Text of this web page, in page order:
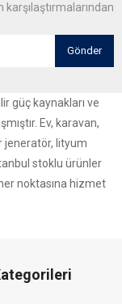
Gönder
güç kaynakları ve
Ev, karavan,
jeneratör, lityum
stoklu ürünler
noktasına hizmet